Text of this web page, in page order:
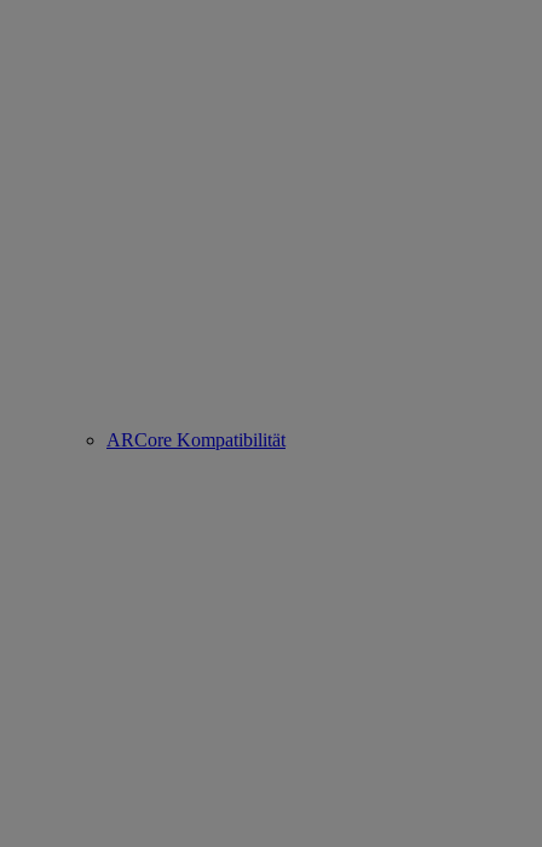
ARCore Kompatibilität